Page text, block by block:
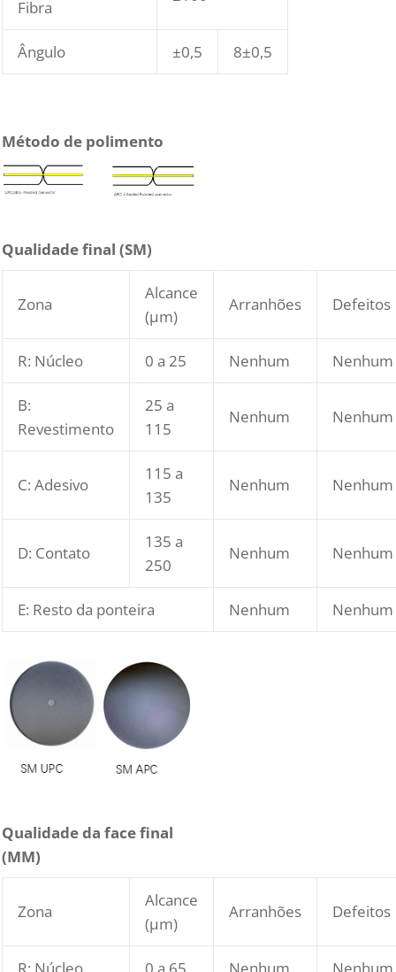
Fibra
Ângulo ±0,5 8±0,5
Método de polimento
Qualidade final (SM)
Zona
Alcance
(μm)
Arranhões Defeitos
R: Núcleo 0 a 25 Nenhum Nenhum
B:
Revestimento
25 a
115
Nenhum Nenhum
C: Adesivo
115 a
135
Nenhum Nenhum
D: Contato
135 a
250
Nenhum Nenhum
E: Resto da ponteira Nenhum Nenhum
Qualidade da face final
(MM)
Zona
Alcance
(μm)
Arranhões Defeitos
R: Núcleo 0 a 65 Nenhum Nenhum